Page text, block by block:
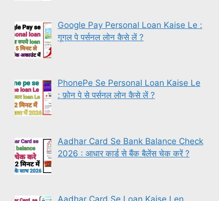
Google Pay Personal Loan Kaise Le :
गूगल पे पर्सनल लोन कैसे लें ?
PhonePe Se Personal Loan Kaise Le
: फ़ोन पे से पर्सनल लोन कैसे लें ?
Aadhar Card Se Bank Balance Check
2026 : आधार कार्ड से बैंक बैलेंस चेक करें ?
Aadhar Card Se Loan Kaise Len